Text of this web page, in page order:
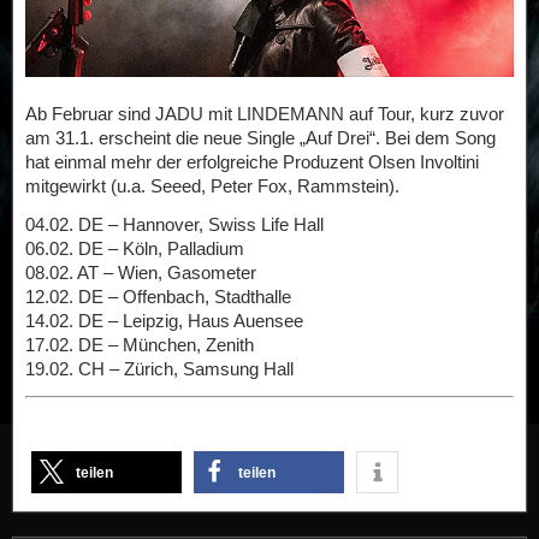
Ab Februar sind JADU mit LINDEMANN auf Tour, kurz zuvor
am 31.1. erscheint die neue Single „Auf Drei“. Bei dem Song
hat einmal mehr der erfolgreiche Produzent Olsen Involtini
mitgewirkt (u.a. Seeed, Peter Fox, Rammstein).
04.02. DE – Hannover, Swiss Life Hall
06.02. DE – Köln, Palladium
08.02. AT – Wien, Gasometer
12.02. DE – Offenbach, Stadthalle
14.02. DE – Leipzig, Haus Auensee
17.02. DE – München, Zenith
19.02. CH – Zürich, Samsung Hall
teilen teilen